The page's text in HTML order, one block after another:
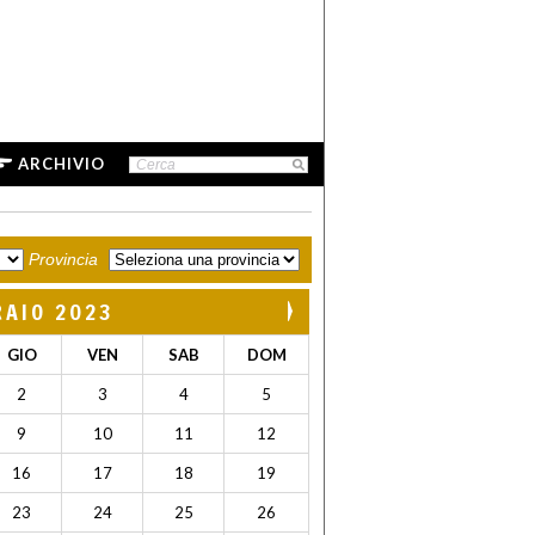
ARCHIVIO
Provincia
2023
GIO VEN SAB DOM
2 3 4 5
9 10 11 12
16 17 18 19
23 24 25 26